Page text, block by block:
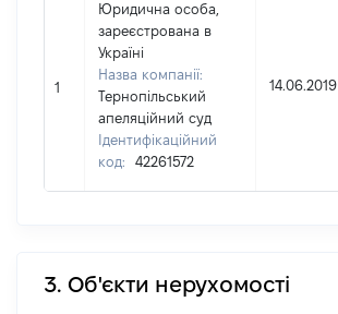
1
Юридична особа,
зареєстрована в
Україні
Назва компанії:
Тернопільський
апеляційний суд
Ідентифікаційний
код:
42261572
14.06.2019
3. Об'єкти нерухомості